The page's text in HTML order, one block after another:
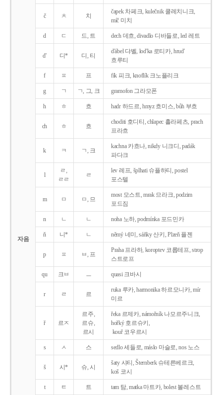
자음
č ㅊ 치
čapek 차페크, kulečnik 쿨레치니크,
míč 미치
d ㄷ 드, 트 dech 데흐, divadlo 디바들로, led 레트
d' 디* 디, 티
d'ábel 댜벨, lod'ka 로티카, hrud'
흐루티
f ㅍ 프 fík 피크, knoflík 크노플리크
g ㄱ ㄱ, 그, 크 gramofon 그라모폰
h ㅎ 흐 hadr 하드르, hmyz 흐미스, bůh 부흐
ch ㅎ 흐
choditi 호디티, chlapec 흘라페츠, prach
프라흐
k ㅋ ㄱ, 크
kachna 카흐나, nikdy 니크디, padák
파다크
l
ㄹ,
ㄹㄹ
ㄹ
lev 레프, šplhati 슈플하티, postel
포스텔
m ㅁ ㅁ, 므
most 모스트, mrak 므라크, podzim
포드짐
n ㄴ ㄴ noha 노하, podmínka 포드민카
ň 니* ㄴ němý 네미, sáňky 산키, Plzeň 플젠
p ㅍ ㅂ, 프
Praha 프라하, koroptev 코롭테프, strop
스트로프
qu 크ㅂ ㅡ quasi 크바시
r ㄹ 르
ruka 루카, harmonika 하르모니카, mír
미르
ř 르ㅈ
르주,
르슈,
르시
řeka 르제카, námořník 나모르주니크,
hořký 호르슈키,
kouř 코우르시
s ㅅ 스 sedlo 세들로, máslo 마슬로, nos 노스
š 시* 슈, 시
šaty 샤티, Šternberk 슈테른베르크,
koš 코시
t ㅌ 트 tam 탐, matka 마트카, bolest 볼레스트